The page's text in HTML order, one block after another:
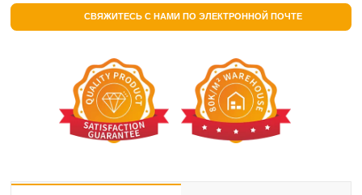
СВЯЖИТЕСЬ С НАМИ ПО ЭЛЕКТРОННОЙ ПОЧТЕ